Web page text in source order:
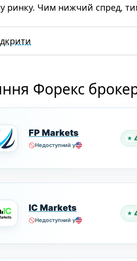
ринку. Чим нижчий спред,
Форекс
FP Markets
★
Недоступний у
IC Markets
★
Недоступний у